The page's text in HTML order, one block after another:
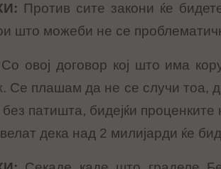
: Против сите закони ќе
што можеби не се
Со овој договор кој што има
Се плашам да не се случи тоа,
патишта, бидејќи
дека над 2 милијарди ќе